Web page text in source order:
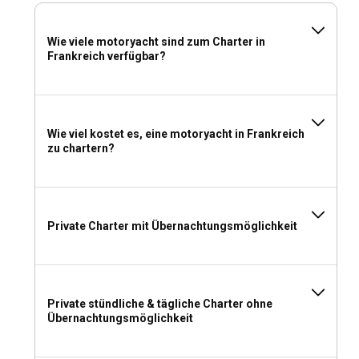
und Kultur einzutauchen. Die Küstenstädte beherbergen
bieten einen Einblick in die traditionelle Lebensweise des
Landes. Jede zweite Runde bietet ein neues Erlebnis der
Aktivitäten in Frankreich?
Frankreichs hat etwas Bemerkenswertes zu bieten. Die
Erkundung von UNESCO-Stätten, der Besuch von Museen
die Sie beim Segeln in Frankreich nicht verpassen sollten.
Was sind die besten Yachthäfen und Ankerplätze in
Frankreich?
Wie viele motoryacht sind zum Charter in
Frankreich verfügbar?
Wie viel kostet es, eine motoryacht in Frankreich
zu chartern?
Private Charter mit Übernachtungsmöglichkeit
Private stündliche & tägliche Charter ohne
Übernachtungsmöglichkeit